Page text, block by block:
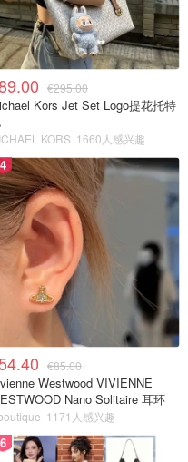
€295.00
Kors Jet Set Logo提花托特
KORS 1660人感兴趣
4
€85.00
Westwood VIVIENNE
Nano Solitaire 耳环
1171人感兴趣
6